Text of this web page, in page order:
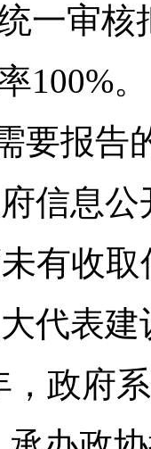
一审
100%。
要报告
府信息
有收取
大代表
政府系